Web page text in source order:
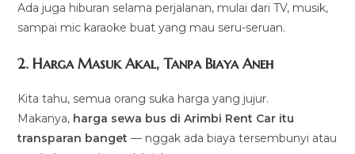
Ada juga hiburan selama perjalanan, mulai dari TV, musik,
sampai mic karaoke buat yang mau seru-seruan.
2. Harga Masuk Akal, Tanpa Biaya Aneh
Kita tahu, semua orang suka harga yang jujur.
Makanya, harga sewa bus di Arimbi Rent Car itu
transparan banget — nggak ada biaya tersembunyi atau